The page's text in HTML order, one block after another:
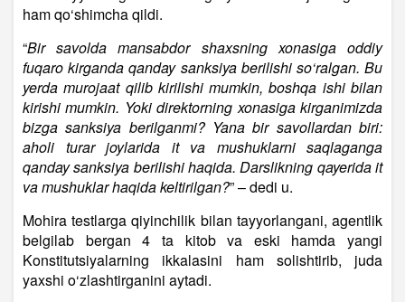
ham qo‘shimcha qildi.
“Bir savolda mansabdor shaxsning xonasiga oddiy
fuqaro kirganda qanday sanksiya berilishi so‘ralgan. Bu
yerda murojaat qilib kirilishi mumkin, boshqa ishi bilan
kirishi mumkin. Yoki direktorning xonasiga kirganimizda
bizga sanksiya berilganmi? Yana bir savollardan biri:
aholi turar joylarida it va mushuklarni saqlaganga
qanday sanksiya berilishi haqida. Darslikning qayerida it
va mushuklar haqida keltirilgan?” – dedi u.
Mohira testlarga qiyinchilik bilan tayyorlangani, agentlik
belgilab bergan 4 ta kitob va eski hamda yangi
Konstitutsiyalarning ikkalasini ham solishtirib, juda
yaxshi o‘zlashtirganini aytadi.